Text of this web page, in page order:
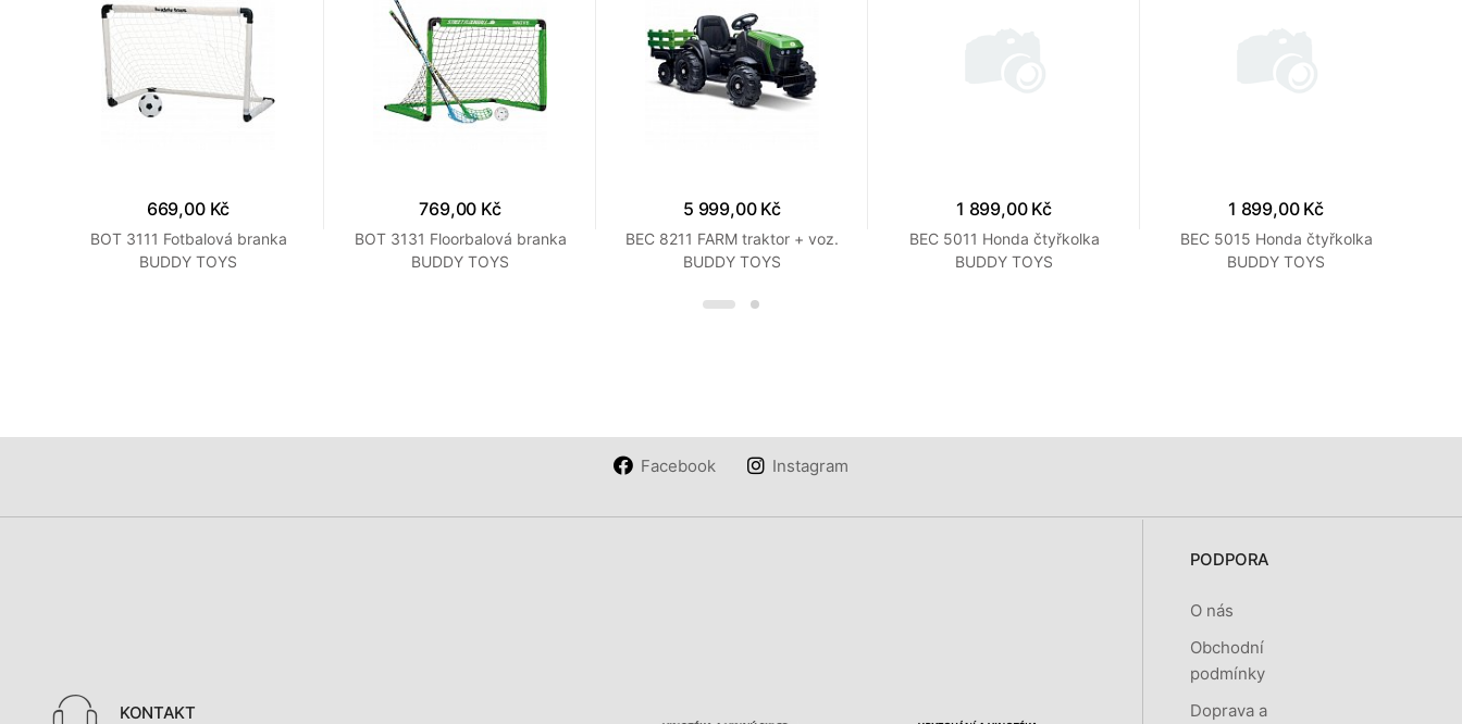
669,00 Kč
BOT 3111 Fotbalová branka
BUDDY TOYS
769,00 Kč
BOT 3131 Floorbalová branka
BUDDY TOYS
5 999,00 Kč
BEC 8211 FARM traktor + voz.
BUDDY TOYS
1 899,00 Kč
BEC 5011 Honda čtyřkolka
BUDDY TOYS
1 899,00 Kč
BEC 5015 Honda čtyřkolka
BUDDY TOYS
Facebook Instagram
KONTAKT
PODPORA
O nás
Obchodní
podmínky
Doprava a